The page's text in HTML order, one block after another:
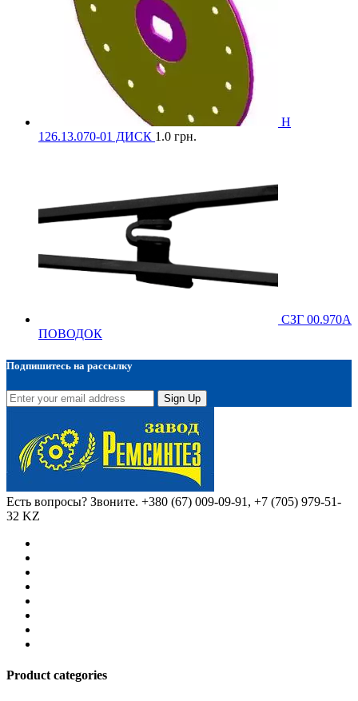
Н
126.13.070-01 ДИСК 1.0 грн.
СЗГ 00.970А
ПОВОДОК
Подпишитесь на рассылку
Sign Up
Есть вопросы? Звоните. +380 (67) 009-09-91, +7 (705) 979-51-
32 KZ
Product categories